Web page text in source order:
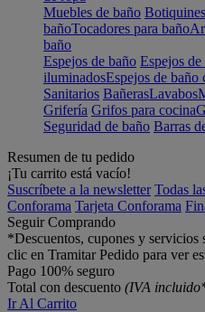
Muebles de baño Botiquines
bañoTocadores para baño
baño
Espejos de baño Espejos
iluminadosEspejos de baño
Sanitarios BañerasLavabos
Grifería Grifos para cocina
Seguridad de baño Barras
Resumen de tu pedido
¡Tu carrito está vacío!
Suscríbete a la newsletter Todas
Conforama Tarjeta Conforama
Seguir Comprando
*Descuentos, cupones y
clic en Tramitar Pedido para ver
Pago 100% seguro
Total con descuento (IVA
Ir Al Carrito